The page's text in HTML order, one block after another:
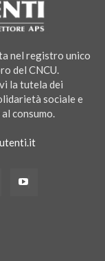
nel registro unico
del CNCU.
la tutela dei
sociale e
consumo.